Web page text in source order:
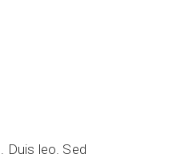
Duis leo. Sed